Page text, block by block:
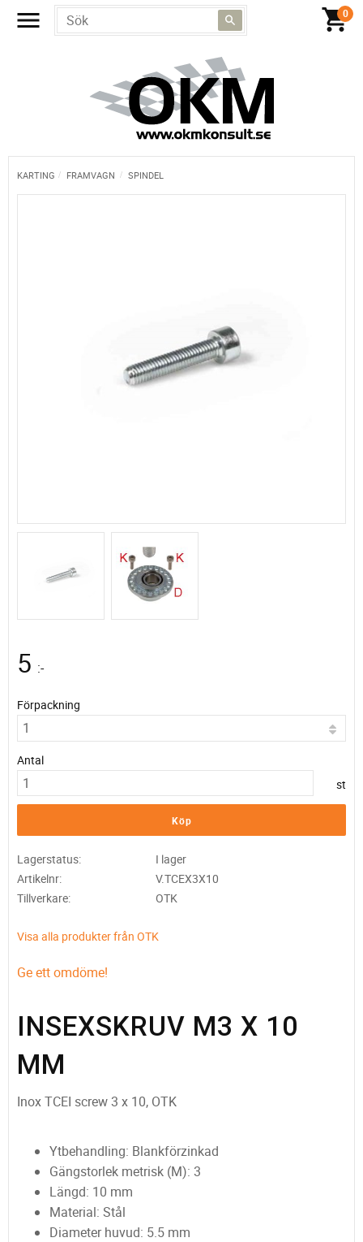
KARTING FRAMVAGN SPINDEL
5 :-
Förpackning
Antal
st
Köp
Lagerstatus
I lager
Artikelnr
V.TCEX3X10
Tillverkare
OTK
Visa alla produkter från OTK
Ge ett omdöme!
INSEXSKRUV M3 X 10
MM
Inox TCEI screw 3 x 10, OTK
Ytbehandling: Blankförzinkad
Gängstorlek metrisk (M): 3
Längd: 10 mm
Material: Stål
Diameter huvud: 5.5 mm